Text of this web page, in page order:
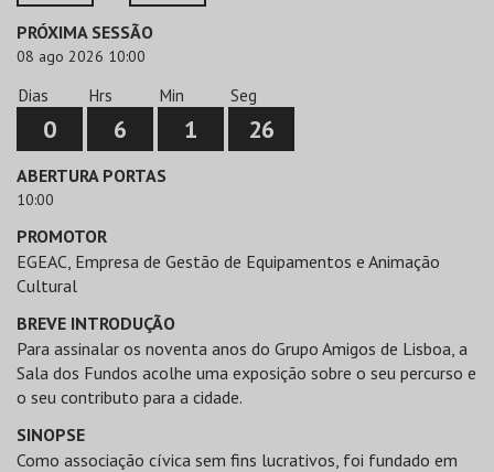
PRÓXIMA SESSÃO
08 ago 2026 10:00
Dias
0
Hrs
6
Min
1
Seg
26
ABERTURA PORTAS
10:00
PROMOTOR
EGEAC, Empresa de Gestão de Equipamentos e Animação
Cultural
BREVE INTRODUÇÃO
Para assinalar os noventa anos do Grupo Amigos de Lisboa, a
Sala dos Fundos acolhe uma exposição sobre o seu percurso e
o seu contributo para a cidade.
SINOPSE
Como associação cívica sem fins lucrativos, foi fundado em